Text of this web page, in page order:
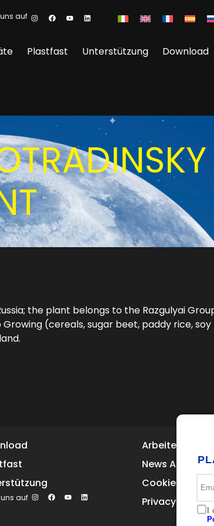
auf
Plastfast Unterstützung Download
the plant belongs to the Razgulyai
(cereals, sugar beet, paddy rice,
auf
Arbeiten Sie
News Archive
Cookie Policy
Privacy